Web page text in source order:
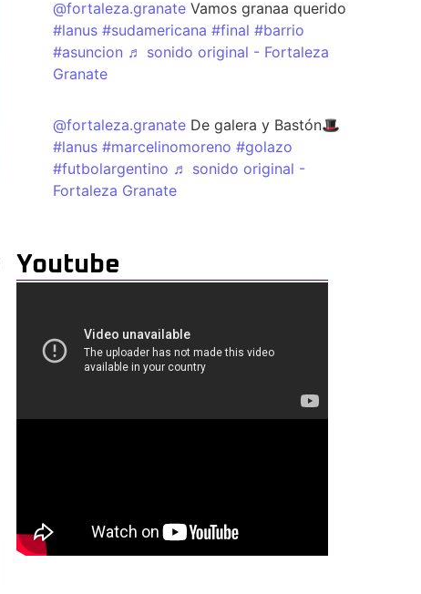
@fortaleza.granate Vamos granaa querido
#lanus #sudamericana #final #barrio
#asuncion ♬ sonido original - Fortaleza
Granate
@fortaleza.granate De galera y Bastón🎩
#lanus #marcelinomoreno #golazo
#futbolargentino ♬ sonido original -
Fortaleza Granate
Youtube